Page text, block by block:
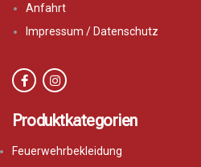
Anfahrt
Impressum / Datenschutz
Produktkategorien
Feuerwehrbekleidung